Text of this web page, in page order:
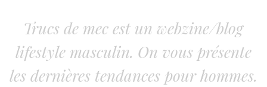
Trucs de mec est un webzine/blog
lifestyle masculin. On vous présente
les dernières tendances pour hommes.